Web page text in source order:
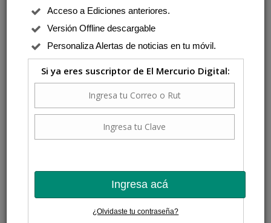
Acceso a Ediciones anteriores.
Versión Offline descargable
Personaliza Alertas de noticias en tu móvil.
Si ya eres suscriptor de El Mercurio Digital:
Ingresa acá
¿Olvidaste tu contraseña?